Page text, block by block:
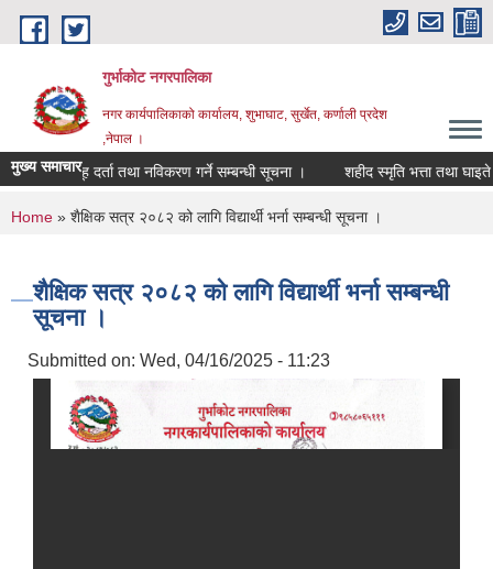
Skip to main content
गुर्भाकोट नगरपालिका
नगर कार्यपालिकाको कार्यालय, शुभाघाट, सुर्खेत, कर्णाली प्रदेश
,नेपाल ।
मुख्य समाचारकृषक समूह दर्ता तथा नविकरण गर्ने सम्बन्धी सूचना । शहीद स्मृति भत्ता तथा घाइते
You are here
Home » शैक्षिक सत्र २०८२ को लागि विद्यार्थी भर्ना सम्बन्धी सूचना ।
शैक्षिक सत्र २०८२ को लागि विद्यार्थी भर्ना सम्बन्धी
सूचना ।
Submitted on: Wed, 04/16/2025 - 11:23